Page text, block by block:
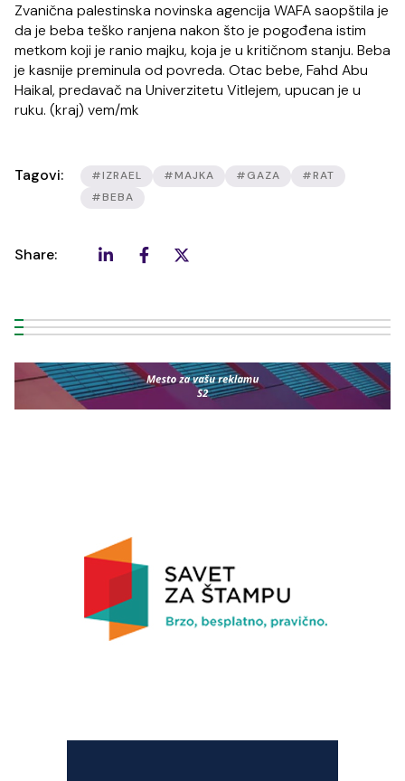
Zvanična palestinska novinska agencija WAFA saopštila je
da je beba teško ranjena nakon što je pogođena istim
metkom koji je ranio majku, koja je u kritičnom stanju. Beba
je kasnije preminula od povreda. Otac bebe, Fahd Abu
Haikal, predavač na Univerzitetu Vitlejem, upucan je u
ruku. (kraj) vem/mk
Tagovi: #IZRAEL #MAJKA #GAZA
#RAT
#BEBA
Share: